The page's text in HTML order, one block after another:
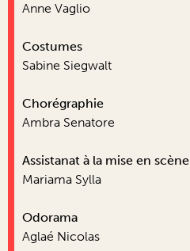
Anne Vaglio
Costumes
Sabine Siegwalt
Chorégraphie
Ambra Senatore
Assistanat à la mise en scène
Mariama Sylla
Odorama
Aglaé Nicolas